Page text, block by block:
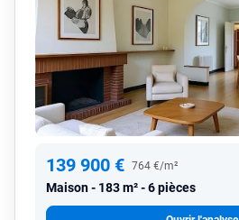
139 900 € 764 €/m²
Maison 183 m² - 6 pièces